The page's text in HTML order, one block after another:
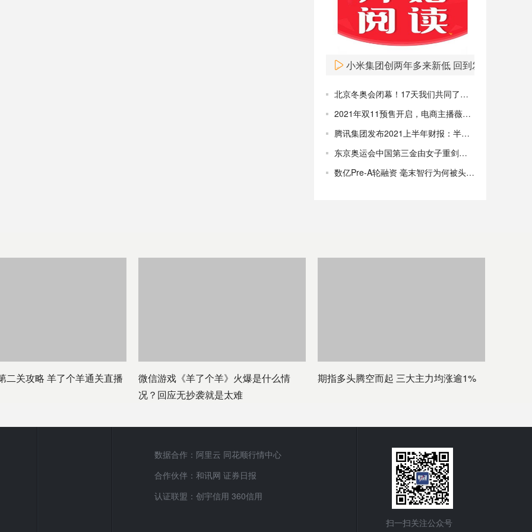
小米集团创两年多来新低 回到发行价仍是
北京冬奥会闭幕！17天我们共同了见证这些冰雪奇缘
2021年双11预售开启，电商主播薇娅李佳琦直播带货疯狂收割5亿人
腾讯集团发布2021上半年财报：半年营收2735亿元净利润903亿元
东京奥运会中国第三金由女子重剑孙一文摘取 激战险胜
数亿Pre-A轮融资 毫末智行为何被头部资本青睐？
二关攻略 羊了个羊通关直播
微信游戏《羊了个羊》火爆是什么情
况？回应无抄袭就是太难
期指多头腾空而起 三大主力均涨逾1%
数据合作：阿里云 同花顺行情中心
合作伙伴：和讯网 证券日报
认证联盟：创宇信用 360信用
扫一扫关注公众号